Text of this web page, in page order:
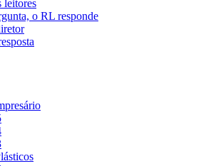
leitores
o RL responde